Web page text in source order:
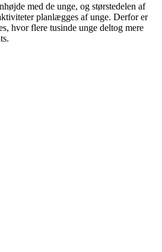
med de unge, og størstedelen af
planlægges af unge. Derfor er
hvor flere tusinde unge deltog mere